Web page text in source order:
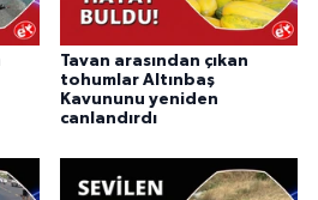
Tavan arasından çıkan
tohumlar Altınbaş
Kavununu yeniden
canlandırdı